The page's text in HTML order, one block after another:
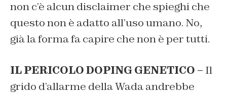
non c’è alcun disclaimer che spieghi che
questo non è adatto all’uso umano. No,
già la forma fa capire che non è per tutti.
IL PERICOLO DOPING GENETICO – Il
grido d’allarme della Wada andrebbe